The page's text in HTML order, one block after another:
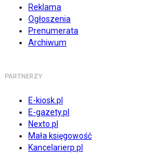
Reklama
Ogłoszenia
Prenumerata
Archiwum
PARTNERZY
E-kiosk.pl
E-gazety.pl
Nexto.pl
Mała księgowość
Kancelarierp.pl